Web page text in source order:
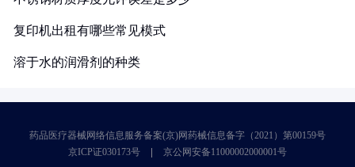
复印机出租有哪些常见模式
溶于水的润滑剂的种类
药品医疗器械网络信息服务备案(京)网药械信息备字（2021）第00159号
京ICP证030173号
京公网安备11000002000001号